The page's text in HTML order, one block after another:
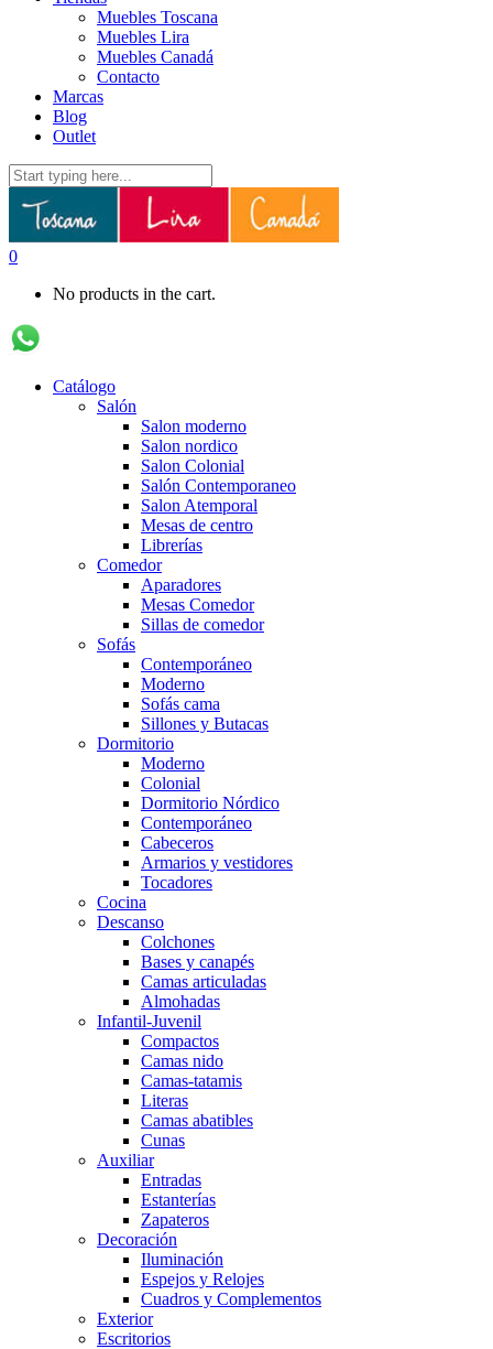
Muebles Toscana
Muebles Lira
Muebles Canadá
Contacto
Marcas
Blog
Outlet
0
No products in the cart.
Catálogo
Salón
Salon moderno
Salon nordico
Salon Colonial
Salón Contemporaneo
Salon Atemporal
Mesas de centro
Librerías
Comedor
Aparadores
Mesas Comedor
Sillas de comedor
Sofás
Contemporáneo
Moderno
Sofás cama
Sillones y Butacas
Dormitorio
Moderno
Colonial
Dormitorio Nórdico
Contemporáneo
Cabeceros
Armarios y vestidores
Tocadores
Cocina
Descanso
Colchones
Bases y canapés
Camas articuladas
Almohadas
Infantil-Juvenil
Compactos
Camas nido
Camas-tatamis
Literas
Camas abatibles
Cunas
Auxiliar
Entradas
Estanterías
Zapateros
Decoración
Iluminación
Espejos y Relojes
Cuadros y Complementos
Exterior
Escritorios